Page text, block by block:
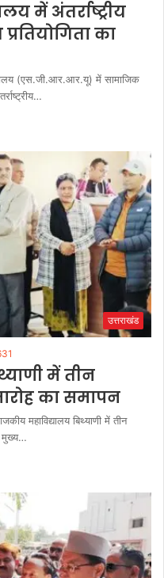
में अंतर्राष्ट्रीय
का
(एस.जी.आर.आर.यू) में सामाजिक
उत्तराखंड
में तीन
का समापन
महाविद्यालय बिथ्याणी में तीन
मुख्य…